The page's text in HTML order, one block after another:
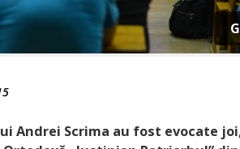
Andrei Scrima au fost evocate